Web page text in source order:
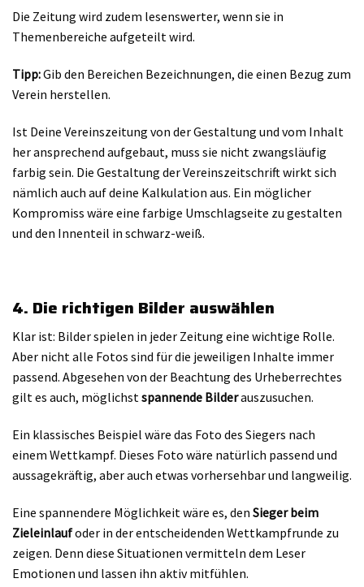
Die Zeitung wird zudem lesenswerter, wenn sie in
Themenbereiche aufgeteilt wird.
Tipp:Gib den Bereichen Bezeichnungen, die einen Bezug zum
Verein herstellen.
Ist Deine Vereinszeitung von der Gestaltung und vom Inhalt
her ansprechend aufgebaut, muss sie nicht zwangsläufig
farbig sein. Die Gestaltung der Vereinszeitschrift wirkt sich
nämlich auch auf deine Kalkulation aus. Ein möglicher
Kompromiss wäre eine farbige Umschlagseite zu gestalten
und den Innenteil in schwarz-weiß.
4. Die richtigen Bilder auswählen
Klar ist: Bilder spielen in jeder Zeitung eine wichtige Rolle.
Aber nicht alle Fotos sind für die jeweiligen Inhalte immer
passend. Abgesehen von der Beachtung des Urheberrechtes
gilt es auch, möglichstspannende Bilderauszusuchen.
Ein klassisches Beispiel wäre das Foto des Siegers nach
einem Wettkampf. Dieses Foto wäre natürlich passend und
aussagekräftig, aber auch etwas vorhersehbar und langweilig.
Eine spannendere Möglichkeit wäre es, den Sieger beim
Zieleinlaufoder in der entscheidenden Wettkampfrunde zu
zeigen. Denn diese Situationen vermitteln dem Leser
Emotionen und lassen ihn aktiv mitfühlen.